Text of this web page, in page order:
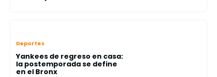
Deportes
Yankees de regreso en casa:
la postemporada se define
en el Bronx